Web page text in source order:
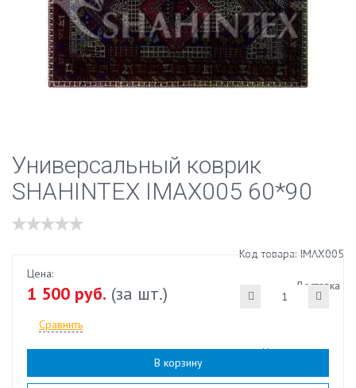
Универсальный коврик
SHAHINTEX IMAX005 60*90
Наличие:есть
Код товара: IMAX005
Доставка
Цена:
1 500 руб. (за шт.)
Сравнить
В корзину